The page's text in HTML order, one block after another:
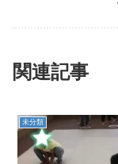
関連記事
未分類